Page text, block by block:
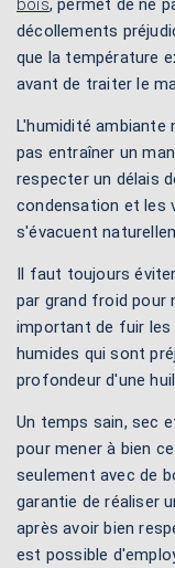
bois, permet de ne
décollements
que la température
avant de traiter le
L'humidité ambiante
pas entraîner un
respecter un délais
condensation et les
s'évacuent
Il faut toujours
par grand froid pour
important de fuir
humides qui sont
profondeur d'une
Un temps sain, sec
pour mener à bien
seulement avec de
garantie de réaliser
après avoir bien
est possible